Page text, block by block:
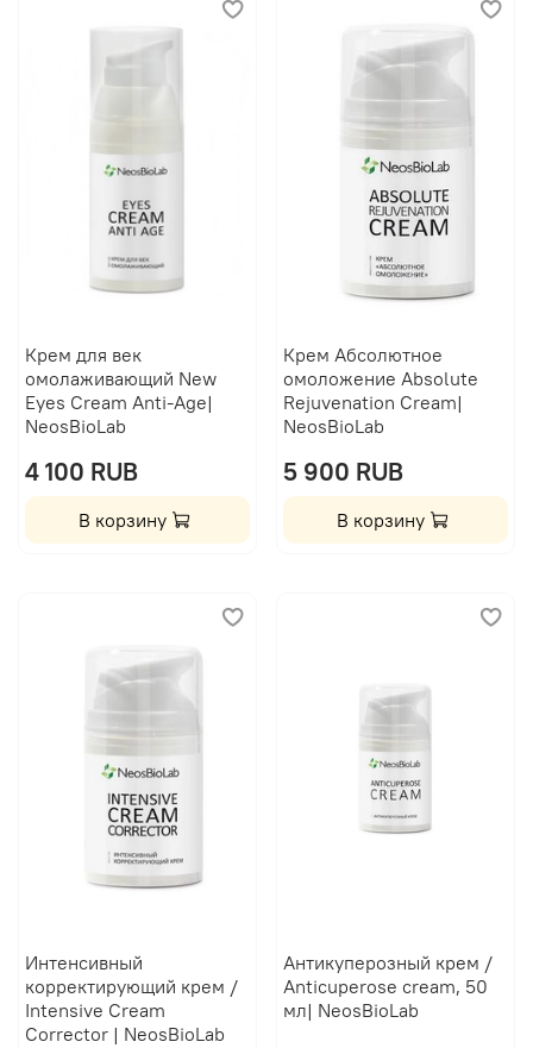
Крем для век
омолаживающий New
Eyes Cream Anti-Age|
NeosBioLab
4 100 RUB
В корзину
Крем Абсолютное
омоложение Absolute
Rejuvenation Cream|
NeosBioLab
5 900 RUB
В корзину
Интенсивный
корректирующий крем /
Intensive Cream
Corrector | NeosBioLab
Антикуперозный крем /
Anticuperose cream, 50
мл| NeosBioLab